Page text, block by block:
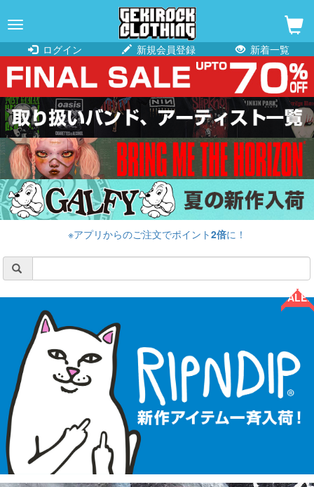
navigation
ログイン
新規会員登録 新着一覧
※アプリからのご注文でポイント2倍に！
SALE!!
SALE!!
SALE!!
SALE!!
SALE!!
SALE!!